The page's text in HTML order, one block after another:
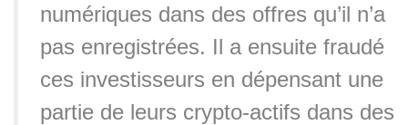
numériques dans des offres qu’il n’a
pas enregistrées. Il a ensuite fraudé
ces investisseurs en dépensant une
partie de leurs crypto-actifs dans des